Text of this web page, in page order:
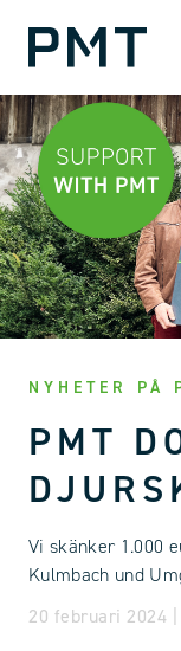
NYHETER PÅ
PMT
Vi skänker 1.000
Kulmbach und
20 februari 2024 |